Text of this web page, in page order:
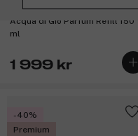
Armani
Acqua di Giò Parfum Refill 150
ml
1 999 kr
-40%
Premium